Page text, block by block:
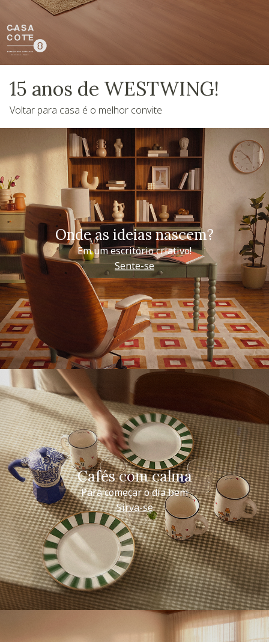
15 anos de WESTWING!
Voltar para casa é o melhor convite
Onde as ideias nascem?
Em um escritório criativo!
Sente-se
Cafés com calma
Para começar o dia bem
Sirva-se